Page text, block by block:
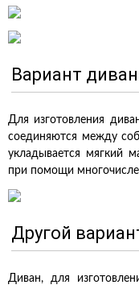
Вариант
Для изготовления
соединяются между
укладывается мягкий
при помощи
Другой
Диван, для